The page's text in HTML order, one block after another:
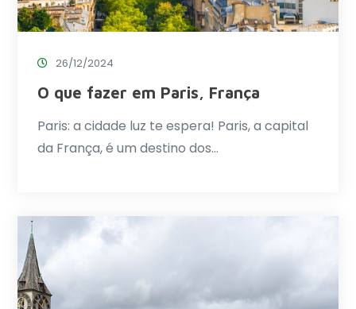
26/12/2024
O que fazer em Paris, França
Paris: a cidade luz te espera! Paris, a capital
da França, é um destino dos…